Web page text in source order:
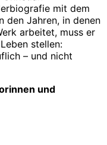
mit dem
den Jahren, in denen
arbeitet, muss er
stellen:
– und nicht
und